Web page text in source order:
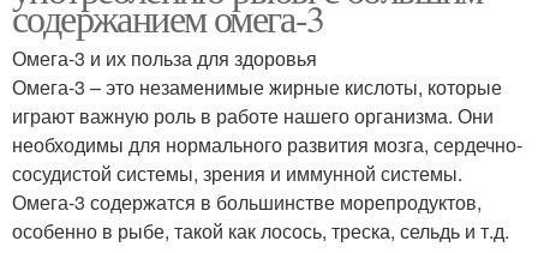
содержанием омега-3
Омега-3 и их польза для здоровья
Омега-3 – это незаменимые жирные кислоты, которые
играют важную роль в работе нашего организма. Они
необходимы для нормального развития мозга, сердечно-
сосудистой системы, зрения и иммунной системы.
Омега-3 содержатся в большинстве морепродуктов,
особенно в рыбе, такой как лосось, треска, сельдь и т.д.